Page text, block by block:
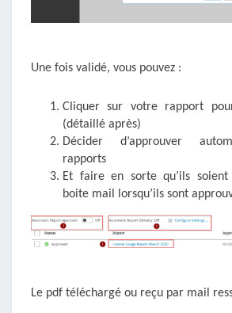
Une fois validé, vous pouvez :
Cliquer sur votre rapport
(détaillé après)
Décider d’approuver
rapports
Et faire en sorte qu’ils soient
boite mail lorsqu’ils sont
Le pdf téléchargé ou reçu par mail